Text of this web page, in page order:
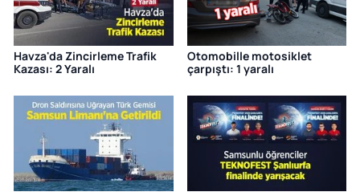
Havza'da Zincirleme Trafik
Kazası: 2 Yaralı
Otomobille motosiklet
çarpıştı: 1 yaralı